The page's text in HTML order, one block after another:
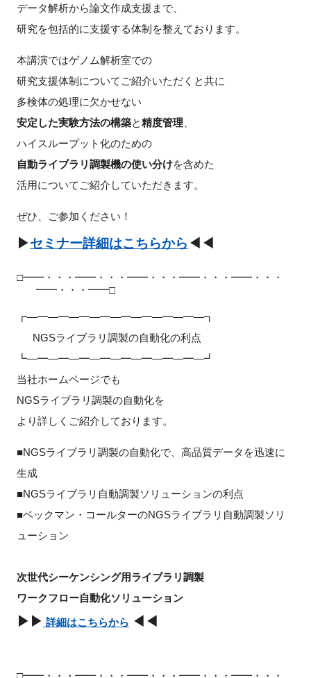
データ解析から論文作成支援まで、
研究を包括的に支援する体制を整えております。
本講演ではゲノム解析室での
研究支援体制についてご紹介いただくと共に
多検体の処理に欠かせない
安定した実験方法の構築と精度管理、
ハイスループット化のための
自動ライブラリ調製機の使い分けを含めた
活用についてご紹介していただきます。
ぜひ、ご参加ください！
▶セミナー詳細はこちらから ◀◀
□━━・・・━━・・・━━・・・━━・・・━━・・・
━━・・・━━□
┏―━―━―━―━―━―━―━―━―┓
NGSライブラリ調製の自動化の利点
┗―━―━―━―━―━―━―━―━―┛
当社ホームページでも
NGSライブラリ調製の自動化を
より詳しくご紹介しております。
■NGSライブラリ調製の自動化で、高品質データを迅速に
生成
■NGSライブラリ自動調製ソリューションの利点
■ベックマン・コールターのNGSライブラリ自動調製ソリ
ューション
次世代シーケンシング用ライブラリ調製
ワークフロー自動化ソリューション
▶▶ 詳細はこちらから ◀◀
□━━・・・━━・・・━━・・・━━・・・━━・・・